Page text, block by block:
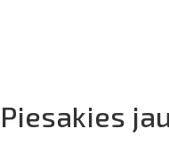
Piesakies